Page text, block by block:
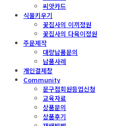
씨앗카드
식물키우기
꽃집사의 이끼정원
꽃집사의 다육이정원
주문제작
대량납품문의
납품사례
개인결제창
Community
문구점회원등업신청
교육자료
상품문의
상품후기